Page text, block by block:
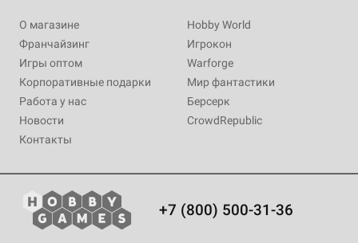
О магазине
Франчайзинг
Игры оптом
Корпоративные подарки
Работа у нас
Новости
Контакты
Hobby World
Игрокон
Warforge
Мир фантастики
Берсерк
CrowdRepublic
+7 (800) 500-31-36